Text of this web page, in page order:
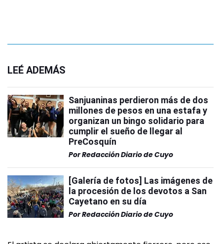
LEÉ ADEMÁS
Sanjuaninas perdieron más de dos
millones de pesos en una estafa y
organizan un bingo solidario para
cumplir el sueño de llegar al
PreCosquín
PorRedacción Diario de Cuyo
[Galería de fotos] Las imágenes de
la procesión de los devotos a San
Cayetano en su día
PorRedacción Diario de Cuyo